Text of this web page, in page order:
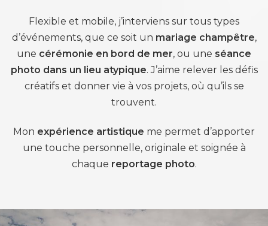
Flexible et mobile, j’interviens sur tous types
d’événements, que ce soit un mariage champêtre,
une cérémonie en bord de mer, ou une séance
photo dans un lieu atypique. J’aime relever les défis
créatifs et donner vie à vos projets, où qu’ils se
trouvent.
Mon expérience artistique me permet d’apporter
une touche personnelle, originale et soignée à
chaque reportage photo.